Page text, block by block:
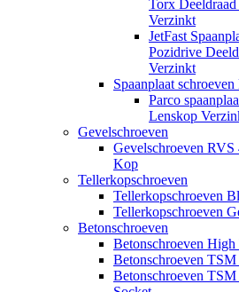
Torx
Verzinkt
JetFast
Pozidrive
Verzinkt
Spaanplaat
Parco
Lenskop
Gevelschroeven
Gevelschroeven
Kop
Tellerkopschroeven
Tellerkopschroeven
Tellerkopschroeven
Betonschroeven
Betonschroeven High
Betonschroeven
Betonschroeven